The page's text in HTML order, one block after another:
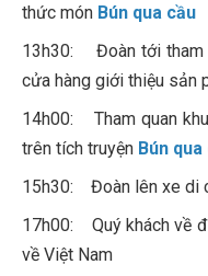
thức món Bún qua cầu
13h30: Đoàn tới tham
cửa hàng giới thiệu sản
14h00: Tham quan
trên tích truyện Bún qua
15h30: Đoàn lên xe di
17h00: Quý khách về
về Việt Nam